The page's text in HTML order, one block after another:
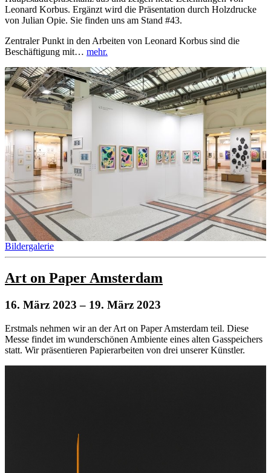
Leonard Korbus. Ergänzt wird die Präsentation durch Holzdrucke
von Julian Opie. Sie finden uns am Stand #43.
Zentraler Punkt in den Arbeiten von Leonard Korbus sind die
Beschäftigung mit… mehr.
Bildergalerie
Art on Paper Amsterdam
16. März 2023 – 19. März 2023
Erstmals nehmen wir an der Art on Paper Amsterdam teil. Diese
Messe findet im wunderschönen Ambiente eines alten Gasspeichers
statt. Wir präsentieren Papierarbeiten von drei unserer Künstler.